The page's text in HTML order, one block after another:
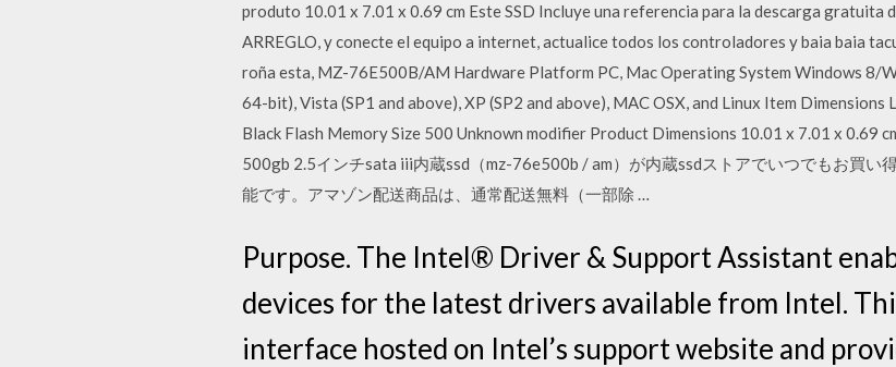
produto 10.01 x 7.01 x 0.69 cm Este SSD Incluye una referencia para la descarga gratuita
ARREGLO, y conecte el equipo a internet, actualice todos los controladores y baia baia
roña esta, MZ-76E500B/AM Hardware Platform PC, Mac Operating System Windows 8/
64-bit), Vista (SP1 and above), XP (SP2 and above), MAC OSX, and Linux Item
Black Flash Memory Size 500 Unknown modifier Product Dimensions 10.01 x 7.01 x 0.69
500gb 2.5インチsata iii内蔵ssd（mz-76e500b / am）が内蔵ssdストアでいつでもお買い
能です。アマゾン配送商品は、通常配送無料（一部除 …
Purpose. The Intel® Driver & Support Assistant
devices for the latest drivers available from Intel.
interface hosted on Intel’s support website and